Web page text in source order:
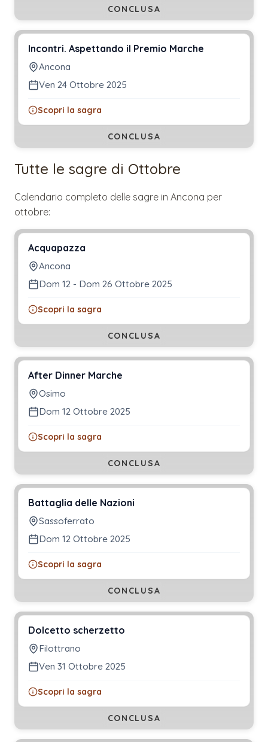
CONCLUSA
Incontri. Aspettando il Premio Marche
Ancona
Ven 24 Ottobre 2025
Scopri la sagra
CONCLUSA
Tutte le sagre di Ottobre
Calendario completo delle sagre in Ancona per
ottobre:
Acquapazza
Ancona
Dom 12 - Dom 26 Ottobre 2025
Scopri la sagra
CONCLUSA
After Dinner Marche
Osimo
Dom 12 Ottobre 2025
Scopri la sagra
CONCLUSA
Battaglia delle Nazioni
Sassoferrato
Dom 12 Ottobre 2025
Scopri la sagra
CONCLUSA
Dolcetto scherzetto
Filottrano
Ven 31 Ottobre 2025
Scopri la sagra
CONCLUSA